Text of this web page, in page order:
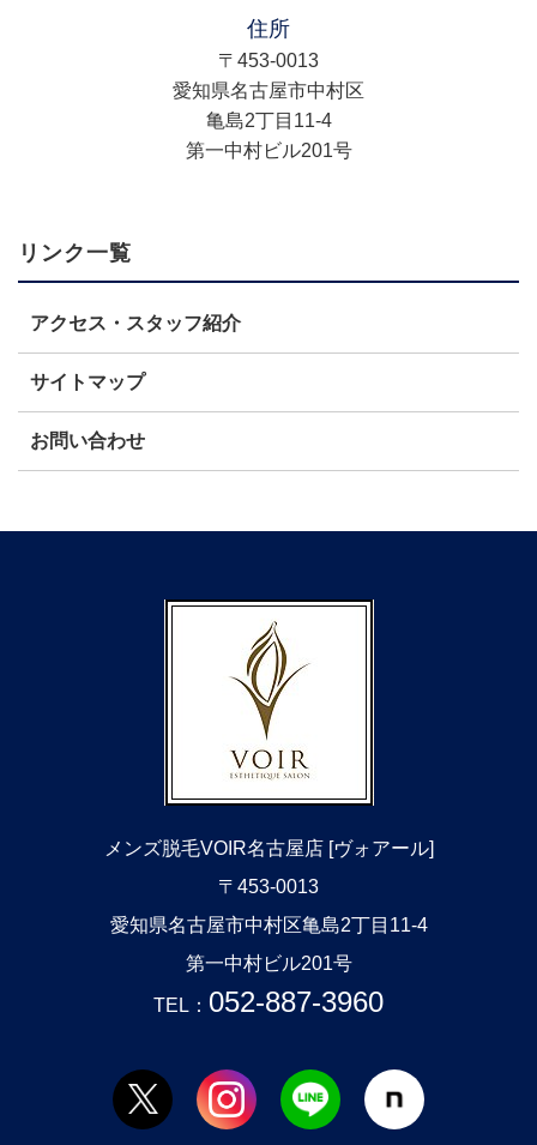
住所
〒453-0013
​愛知県名古屋市中村区
亀島2丁目11-4
第一中村ビル201号
リンク一覧
アクセス・スタッフ紹介
サイトマップ
お問い合わせ
メンズ脱毛VOIR名古屋店 [ヴォアール]
〒453-0013
​愛知県名古屋市中村区亀島2丁目11-4
第一中村ビル201号
TEL： 052-887-3960